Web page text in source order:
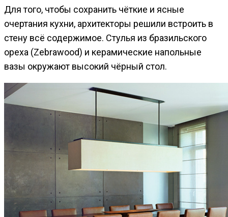
Для того, чтобы сохранить чёткие и ясные
очертания кухни, архитекторы решили встроить в
стену всё содержимое. Стулья из бразильского
ореха (Zebrawood) и керамические напольные
вазы окружают высокий чёрный стол.